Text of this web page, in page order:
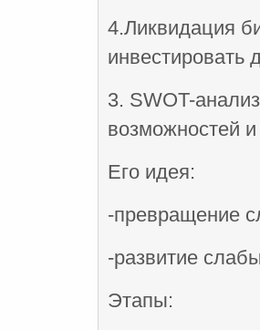
4.Ликвидация
инвестировать
3. SWOT-
возможностей и
Его идея:
-превращение
-развитие
Этапы: